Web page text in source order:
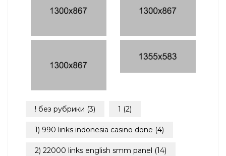
! без рубрики (3) 1 (2)
1) 990 links indonesia casino done (4)
2) 22000 links english smm panel (14)